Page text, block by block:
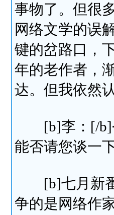
事物了。但很
网络文学的误
键的岔路口，
年的老作者，
达。但我依然
[b]李：[/b]今
能否请您谈一
[b]七月新番
争的是网络作